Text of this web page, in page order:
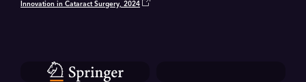
Innovation in Cataract Surgery, 2024